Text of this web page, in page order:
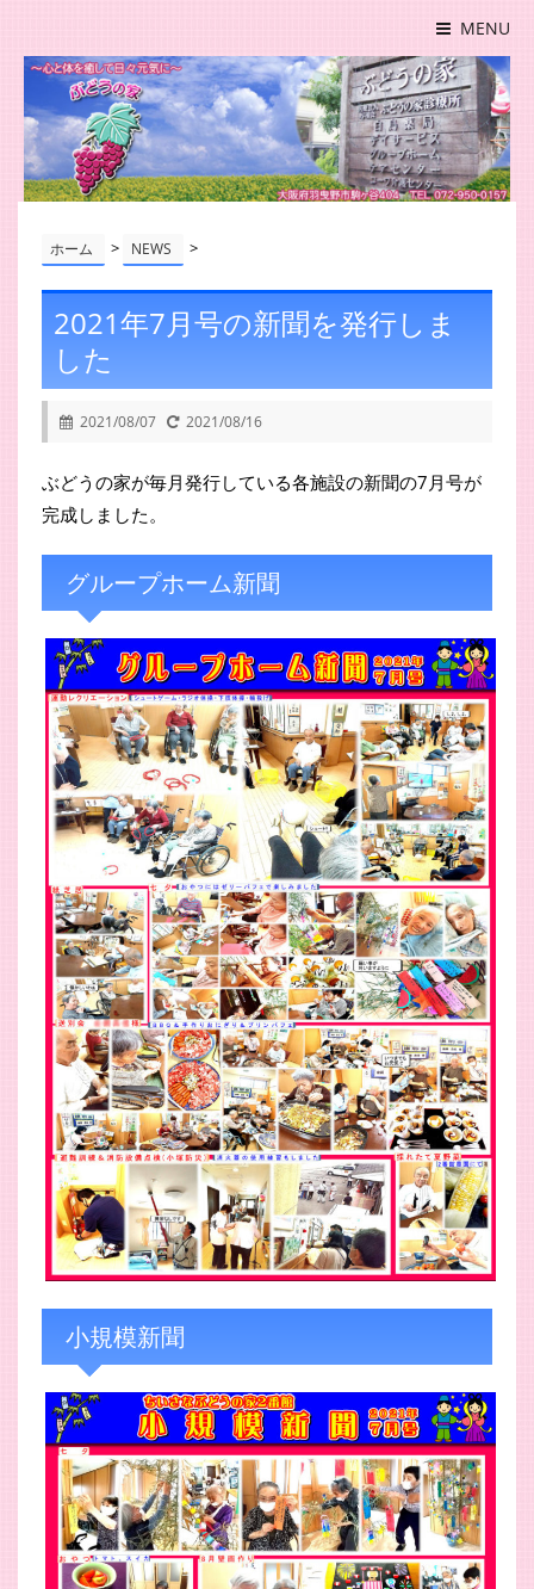
MENU
ホーム > NEWS >
2021年7月号の新聞を発行しま
した
2021/08/07 2021/08/16
ぶどうの家が毎月発行している各施設の新聞の7月号が
完成しました。
グループホーム新聞
小規模新聞